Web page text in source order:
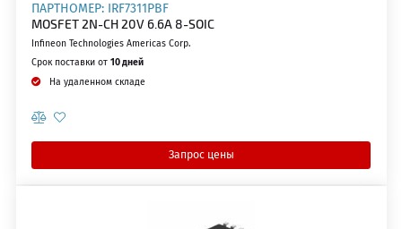
ПАРТНОМЕР: IRF7311PBF
MOSFET 2N-CH 20V 6.6A 8-SOIC
Infineon Technologies Americas Corp.
Срок поставки от 10 дней
На удаленном складе
Запрос цены